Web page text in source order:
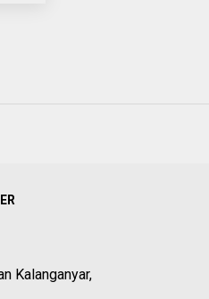
Kalanganyar,